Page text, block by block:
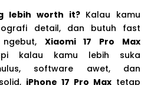
lebih worth it?Kalau kamu
detail, dan butuh fast
Xiaomi 17 Pro Max
kalau kamu lebih suka
software awet, dan
iPhone 17 Pro Max tetap